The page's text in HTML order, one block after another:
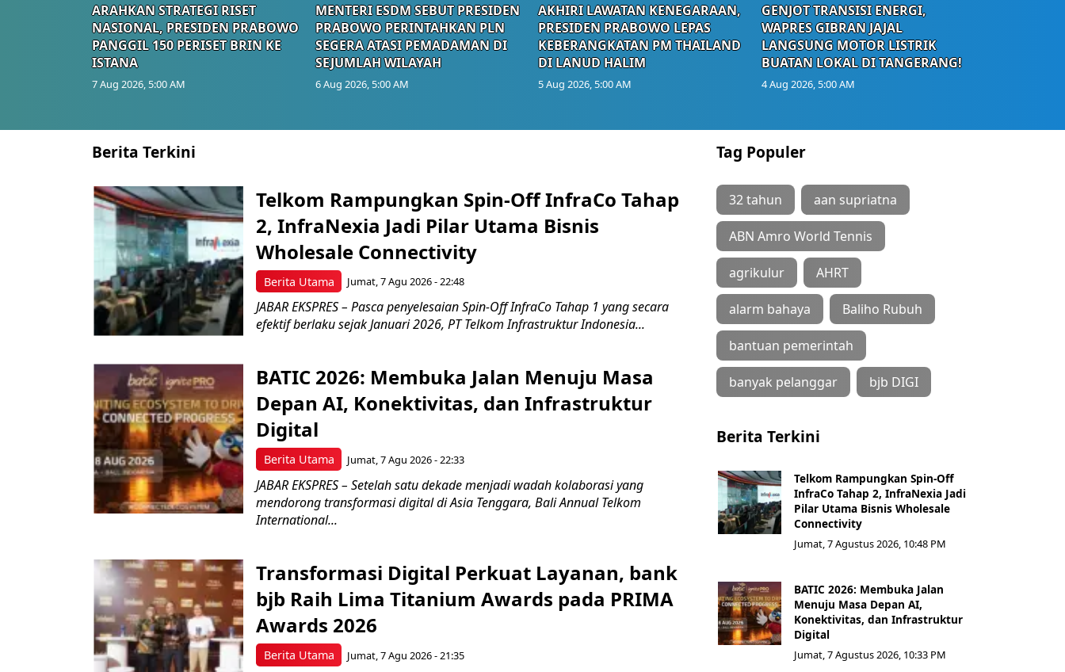
ARAHKAN STRATEGI RISET
NASIONAL, PRESIDEN PRABOWO
PANGGIL 150 PERISET BRIN KE
ISTANA
7 Aug 2026, 5:00 AM
MENTERI ESDM SEBUT PRESIDEN
PRABOWO PERINTAHKAN PLN
SEGERA ATASI PEMADAMAN DI
SEJUMLAH WILAYAH
6 Aug 2026, 5:00 AM
AKHIRI LAWATAN KENEGARAAN,
PRESIDEN PRABOWO LEPAS
KEBERANGKATAN PM THAILAND
DI LANUD HALIM
5 Aug 2026, 5:00 AM
GENJOT TRANSISI ENERGI,
WAPRES GIBRAN JAJAL
LANGSUNG MOTOR LISTRIK
BUATAN LOKAL DI TANGERANG!
4 Aug 2026, 5:00 AM
Berita Terkini
Berita Utama
Telkom Rampungkan Spin-Off InfraCo Tahap
2, InfraNexia Jadi Pilar Utama Bisnis
Wholesale Connectivity
Jumat, 7 Agu 2026 - 22:48
JABAR EKSPRES – Pasca penyelesaian Spin-Off InfraCo Tahap 1 yang secara
efektif berlaku sejak Januari 2026, PT Telkom Infrastruktur Indonesia...
Berita Utama
BATIC 2026: Membuka Jalan Menuju Masa
Depan AI, Konektivitas, dan Infrastruktur
Digital
Jumat, 7 Agu 2026 - 22:33
JABAR EKSPRES – Setelah satu dekade menjadi wadah kolaborasi yang
mendorong transformasi digital di Asia Tenggara, Bali Annual Telkom
International...
Berita Utama
Transformasi Digital Perkuat Layanan, bank
bjb Raih Lima Titanium Awards pada PRIMA
Awards 2026
Jumat, 7 Agu 2026 - 21:35
Tag Populer
32 tahun aan supriatna
ABN Amro World Tennis
agrikulur AHRT
alarm bahaya Baliho Rubuh
bantuan pemerintah
banyak pelanggar bjb DIGI
Berita Terkini
Telkom Rampungkan Spin-Off
InfraCo Tahap 2, InfraNexia Jadi
Pilar Utama Bisnis Wholesale
Connectivity
Jumat, 7 Agustus 2026, 10:48 PM
BATIC 2026: Membuka Jalan
Menuju Masa Depan AI,
Konektivitas, dan Infrastruktur
Digital
Jumat, 7 Agustus 2026, 10:33 PM